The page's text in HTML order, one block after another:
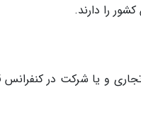
را دارند.
و یا شرکت در